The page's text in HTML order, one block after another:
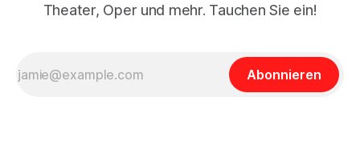
Theater, Oper und mehr. Tauchen Sie ein!
Abonnieren